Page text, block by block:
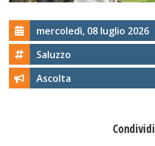
mercoledì, 08 luglio 2026
Saluzzo
Ascolta
Condividi